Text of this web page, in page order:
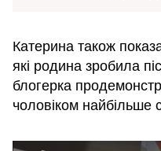
Катерина також
які родина зробила
блогерка
чоловіком найбільше